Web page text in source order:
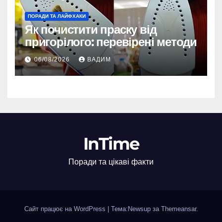
ПОРАДИ ТА ЛАЙФХАКИ
Як почистити праску від
пригорілого: перевірені методи
06/08/2026 ВАДИМ
InTime
Поради та цікаві факти
Сайт працює на WordPress Тема:Newsup за Themeansar.